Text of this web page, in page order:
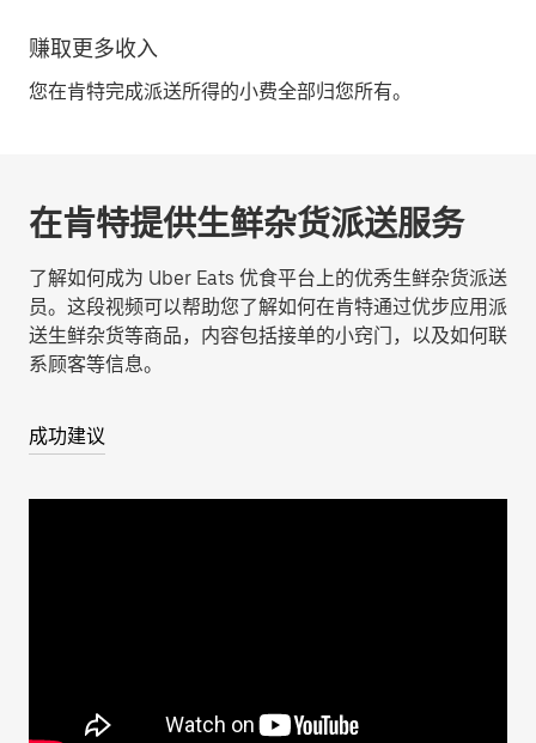
赚取更多收入
您在肯特完成派送所得的小费全部归您所有。
在肯特提供生鲜杂货派送服务
了解如何成为 Uber Eats 优食平台上的优秀生鲜杂货派送
员。这段视频可以帮助您了解如何在肯特通过优步应用派
送生鲜杂货等商品，内容包括接单的小窍门，以及如何联
系顾客等信息。
成功建议